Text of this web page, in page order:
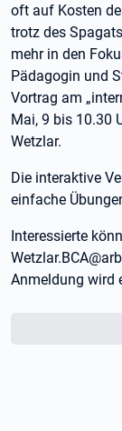
oft auf Kosten
trotz des
mehr in den
Pädagogin und
Vortrag am
Mai, 9 bis 10.30
Wetzlar.
Die interaktive
einfache
Interessierte
Anmeldung wird